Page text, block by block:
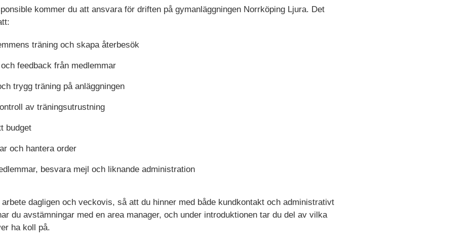
kommer du att ansvara för driften på gymanläggningen Norrköping Ljura. Det
träning och skapa återbesök
feedback från medlemmar
trygg träning på anläggningen
av träningsutrustning
budget
och hantera order
besvara mejl och liknande administration
dagligen och veckovis, så att du hinner med både kundkontakt och administrativt
du avstämningar med en area manager, och under introduktionen tar du del av vilka
ha koll på.